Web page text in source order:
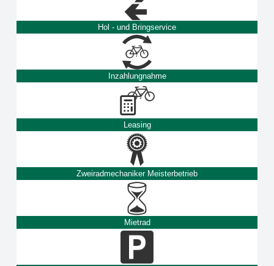
Hol - und Bringservice
Inzahlungnahme
Leasing
Zweiradmechaniker Meisterbetrieb
Mietrad